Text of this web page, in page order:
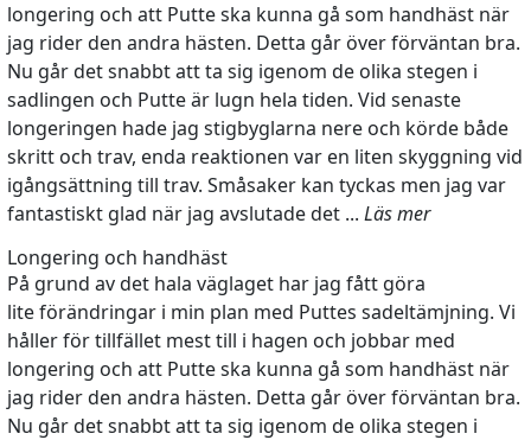
longering och att Putte ska kunna gå som handhäst när
jag rider den andra hästen. Detta går över förväntan bra.
Nu går det snabbt att ta sig igenom de olika stegen i
sadlingen och Putte är lugn hela tiden. Vid senaste
longeringen hade jag stigbyglarna nere och körde både
skritt och trav, enda reaktionen var en liten skyggning vid
igångsättning till trav. Småsaker kan tyckas men jag var
fantastiskt glad när jag avslutade det ... Läs mer
Longering och handhäst
På grund av det hala väglaget har jag fått göra
lite förändringar i min plan med Puttes sadeltämjning. Vi
håller för tillfället mest till i hagen och jobbar med
longering och att Putte ska kunna gå som handhäst när
jag rider den andra hästen. Detta går över förväntan bra.
Nu går det snabbt att ta sig igenom de olika stegen i